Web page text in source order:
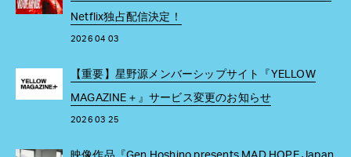
Netflix独占配信決定！
2026 04 03
【重要】星野源メンバーシップサイト『YELLOW
MAGAZINE＋』サービス変更のお知らせ
2026 03 25